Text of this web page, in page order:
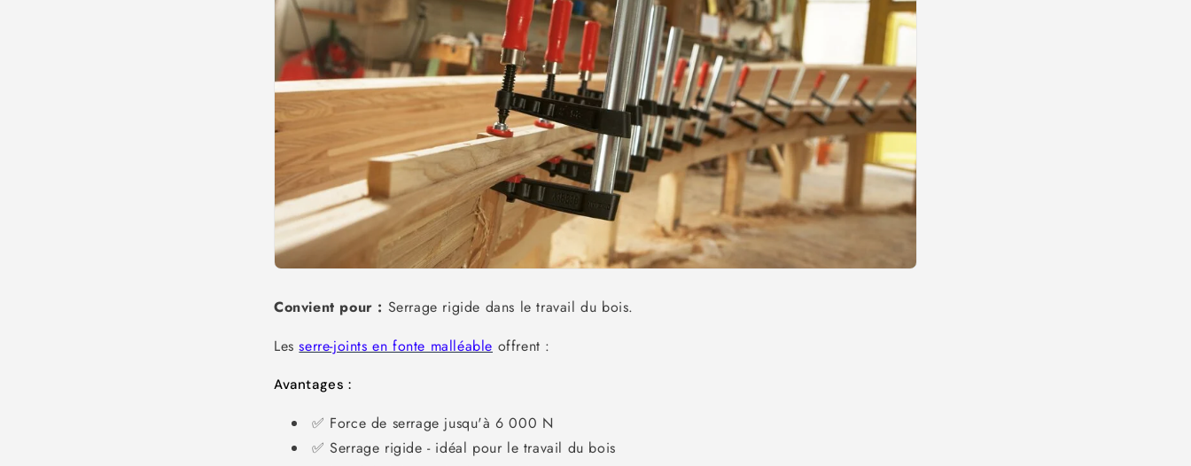
Convient pour : Serrage rigide dans le travail du bois.
Lesserre-joints en fonte malléable offrent :
Avantages :
✅ Force de serrage jusqu'à 6 000 N
✅ Serrage rigide - idéal pour le travail du bois